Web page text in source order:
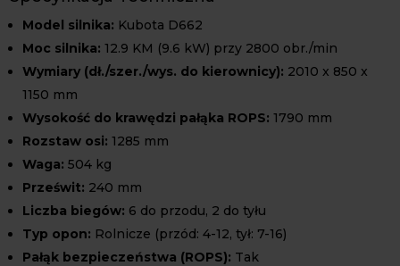
Model silnika: Kubota D662
Moc silnika: 12.9 KM (9.6 kW) przy 2800 obr./min
Wymiary (dł./szer./wys. do kierownicy): 2010 x 850 x
1150 mm
Wysokość do krawędzi pałąka ROPS: 1790 mm
Rozstaw osi: 1285 mm
Waga: 504 kg
Prześwit: 240 mm
Liczba biegów: 6 do przodu, 2 do tyłu
Typ opon: Rolnicze (przód: 4-12, tył: 7-16)
Pałąk bezpieczeństwa (ROPS): Tak